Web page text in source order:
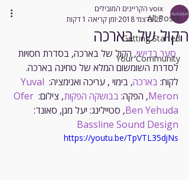
All Posts
Getting Started
Your Community
הקול של בארכה
voix הקריינים המובילים
25 בדצמ׳ 2018
זמן קריאה 1 דקות
סער בדישי, הקול של בארכה, בסדרת חסויות
לסדרת השומשום המלא של טחינה בארכה.
לקוח: בארכה, בימוי , עריכה ואנימציה: Yuval
Meron, הפקה: בבושקה הפקות, צילום: Ofer
Ben Yehuda, סטיילינג: יעל מגן, סאונד:
Bassline Sound Design
https://youtu.be/TpVTL35djNs